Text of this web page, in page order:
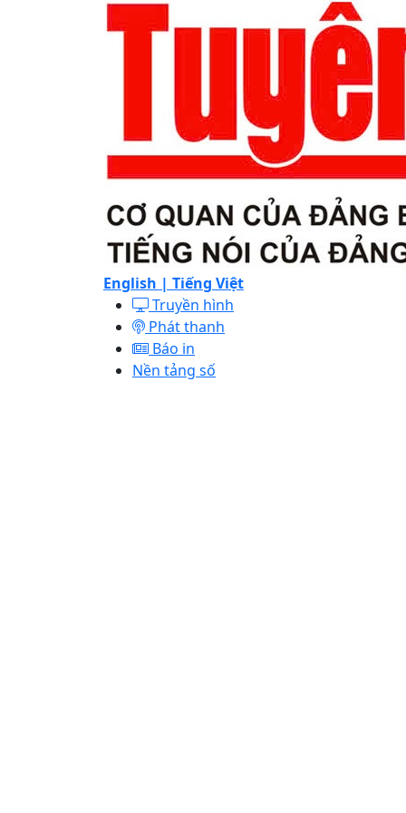
English | Tiếng Việt
Truyền hình
Phát thanh
Báo in
Nền tảng số